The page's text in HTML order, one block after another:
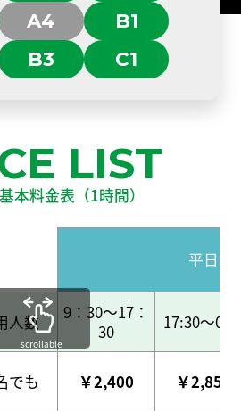
A4
B1
B3 C1
LIST
本料金表（1時間）
平日
人数
9：30～17：
30
17:30～
でも ￥2,400 ￥2,850
scrollable